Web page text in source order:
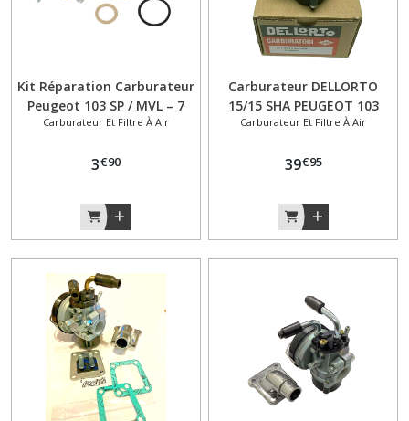
Kit Réparation Carburateur
Peugeot 103 SP / MVL – 7
Pièces – D12 Gurtner –
Carburateur Et Filtre À Air
3€90
Carburateur DELLORTO
15/15 SHA PEUGEOT 103
SP/MVL MBK 51
Carburateur Et Filtre À Air
39€95
Boulonnerie
Visserie
(21)
Cadre
Carburateur